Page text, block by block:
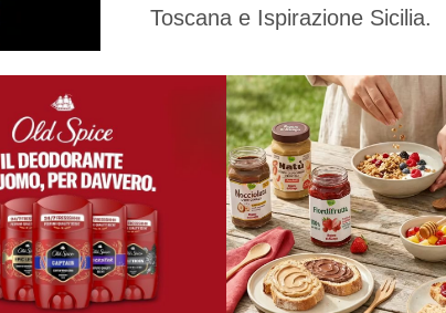
Toscana e Ispirazione Sicilia.